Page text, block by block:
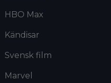
HBO Max
Kändisar
Svensk film
Marvel